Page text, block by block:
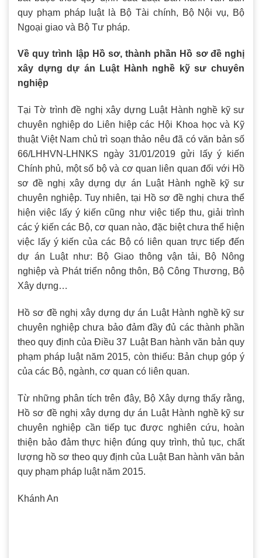
quy phạm pháp luật là Bộ Tài chính, Bộ Nội vụ, Bộ
Ngoại giao và Bộ Tư pháp.
Về quy trình lập Hồ sơ, thành phần Hồ sơ đề nghị
xây dựng dự án Luật Hành nghề kỹ sư chuyên
nghiệp
Tại Tờ trình đề nghị xây dựng Luật Hành nghề kỹ sư
chuyên nghiệp do Liên hiệp các Hội Khoa học và Kỹ
thuật Việt Nam chủ trì soạn thảo nêu đã có văn bản số
66/LHHVN-LHNKS ngày 31/01/2019 gửi lấy ý kiến
Chính phủ, một số bộ và cơ quan liên quan đối với Hồ
sơ đề nghị xây dựng dự án Luật Hành nghề kỹ sư
chuyên nghiệp. Tuy nhiên, tại Hồ sơ đề nghị chưa thể
hiện việc lấy ý kiến cũng như việc tiếp thu, giải trình
các ý kiến các Bộ, cơ quan nào, đặc biệt chưa thể hiện
việc lấy ý kiến của các Bộ có liên quan trực tiếp đến
dự án Luật như: Bộ Giao thông vận tải, Bộ Nông
nghiệp và Phát triển nông thôn, Bộ Công Thương, Bộ
Xây dựng…
Hồ sơ đề nghị xây dựng dự án Luật Hành nghề kỹ sư
chuyên nghiệp chưa bảo đảm đầy đủ các thành phần
theo quy định của Điều 37 Luật Ban hành văn bản quy
phạm pháp luật năm 2015, còn thiếu: Bản chụp góp ý
của các Bộ, ngành, cơ quan có liên quan.
Từ những phân tích trên đây, Bộ Xây dựng thấy rằng,
Hồ sơ đề nghị xây dựng dự án Luật Hành nghề kỹ sư
chuyên nghiệp cần tiếp tục được nghiên cứu, hoàn
thiện bảo đảm thực hiện đúng quy trình, thủ tục, chất
lượng hồ sơ theo quy định của Luật Ban hành văn bản
quy phạm pháp luật năm 2015.
Khánh An